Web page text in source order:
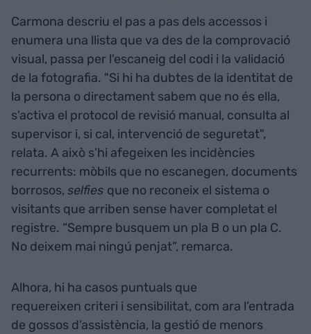
Carmona descriu el pas a pas dels accessos i
enumera una llista que va des de la comprovació
visual, passa per l'escaneig del codi i la validació
de la fotografia. "Si hi ha dubtes de la identitat de
la persona o directament sabem que no és ella,
s'activa el protocol de revisió manual, consulta al
supervisor i, si cal, intervenció de seguretat",
relata. A això s’hi afegeixen les incidències
recurrents: mòbils que no escanegen, documents
borrosos, selfies que no reconeix el sistema o
visitants que arriben sense haver completat el
registre. “Sempre busquem un pla B o un pla C.
No deixem mai ningú penjat”, remarca.
Alhora, hi ha casos puntuals que
requereixen criteri i sensibilitat, com ara l’entrada
de gossos d’assistència, la gestió de menors